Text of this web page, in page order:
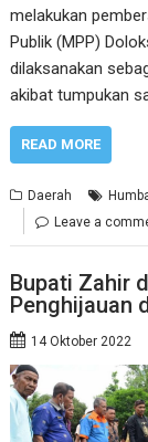
melakukan
Publik (MPP)
dilaksanakan
akibat tumpukan
READ MORE
Daerah
Leave a
Bupati Zahir
Penghijauan
14 Oktober 2022